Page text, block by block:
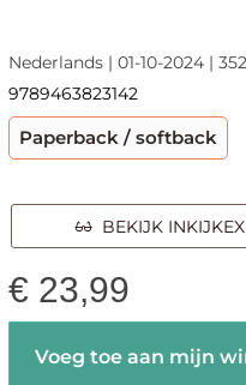
Nederlands | 01-10-2024 |
9789463823142
Paperback / softback
BEKIJK
€ 23,99
Voeg toe aan mijn